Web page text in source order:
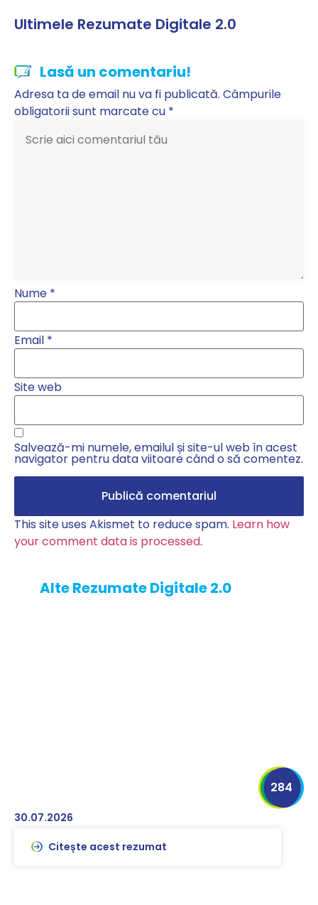
Ultimele Rezumate Digitale 2.0
Lasă un comentariu!
Adresa ta de email nu va fi publicată. Câmpurile
obligatorii sunt marcate cu *
Nume *
Email *
Site web
Salvează-mi numele, emailul și site-ul web în acest
navigator pentru data viitoare când o să comentez.
This site uses Akismet to reduce spam. Learn how
your comment data is processed.
Alte Rezumate Digitale 2.0
30.07.2026
284
Citește acest rezumat